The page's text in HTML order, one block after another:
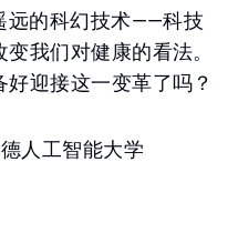
远的科幻技术——科技
我们对健康的看法。
迎接这一变革了吗？
德人工智能大学